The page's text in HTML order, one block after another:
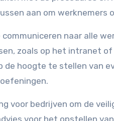
aan om werknemers
naar alle
zoals op het intranet
de hoogte te stellen van
voor bedrijven om de
voor het opstellen